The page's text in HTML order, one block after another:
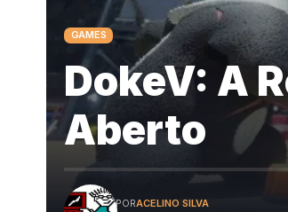
GAMES
DokeV: A
Aberto
PORACELINO SILVA